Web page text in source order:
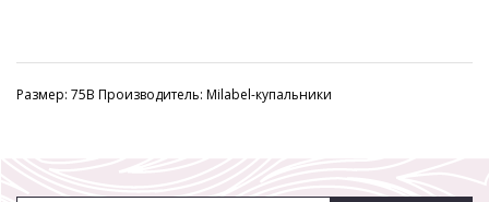
Размер: 75B Производитель: Milabel-купальники